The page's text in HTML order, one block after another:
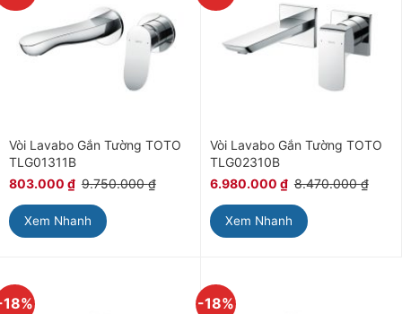
Vòi Lavabo Gắn Tường TOTO
TLG01311B
803.000 ₫ 9.750.000₫
Xem Nhanh
Vòi Lavabo Gắn Tường TOTO
TLG02310B
6.980.000 ₫ 8.470.000₫
Xem Nhanh
-18%